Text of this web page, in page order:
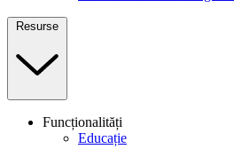
Resurse
Funcționalități
Educație